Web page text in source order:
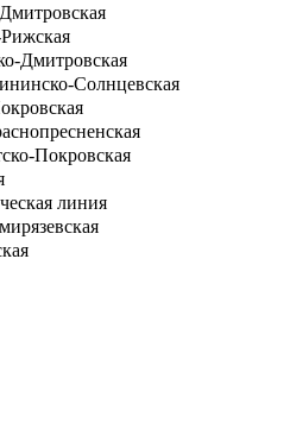
Дмитровская
Солнцевская
Покровская
линия